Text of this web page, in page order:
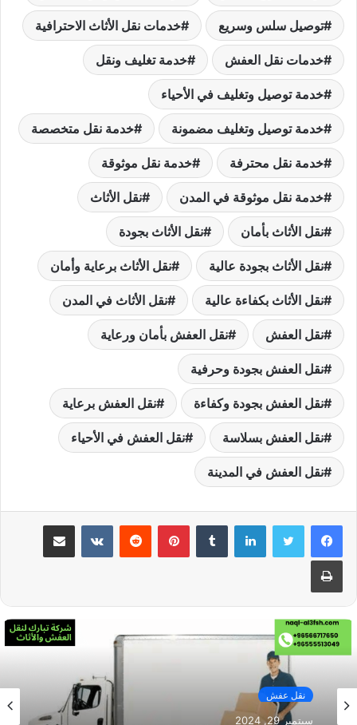
توصيل سلس وسريع خدمات نقل الأثاث الاحترافية
خدمات نقل العفش خدمة تغليف ونقل
خدمة توصيل وتغليف في الأحياء
خدمة توصيل وتغليف مضمونة خدمة نقل متخصصة
خدمة نقل محترفة خدمة نقل موثوقة
خدمة نقل موثوقة في المدن نقل الأثاث
نقل الأثاث بأمان نقل الأثاث بجودة
نقل الأثاث بجودة عالية نقل الأثاث برعاية وأمان
نقل الأثاث بكفاءة عالية نقل الأثاث في المدن
نقل العفش نقل العفش بأمان ورعاية
نقل العفش بجودة وحرفية
نقل العفش بجودة وكفاءة نقل العفش برعاية
نقل العفش بسلاسة نقل العفش في الأحياء
نقل العفش في المدينة
لينكدإن بينتيريست مشاركة عبر البريد
طباعة
نقل عفش
سبتمبر 29, 2024